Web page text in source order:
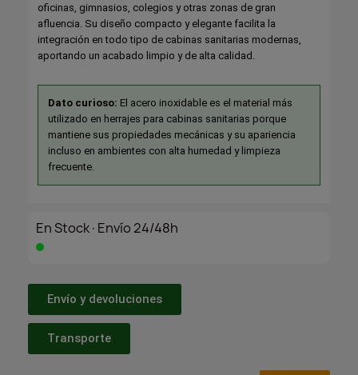
oficinas, gimnasios, colegios y otras zonas de gran
afluencia. Su diseño compacto y elegante facilita la
integración en todo tipo de cabinas sanitarias modernas,
aportando un acabado limpio y de alta calidad.
Dato curioso: El acero inoxidable es el material más
utilizado en herrajes para cabinas sanitarias porque
mantiene sus propiedades mecánicas y su apariencia
incluso en ambientes con alta humedad y limpieza
frecuente.
En Stock·Envío 24/48h
Envío y devoluciones
Transporte